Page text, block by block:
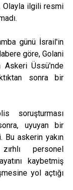
Olayla ilgili resmi
günü İsrail'in
göre, Golani
Askeri Üssü'nde
sonra bir
soruşturması
uyuyan bir
Bu askerin yakın
personel
kaybetmiş
yol açtığı